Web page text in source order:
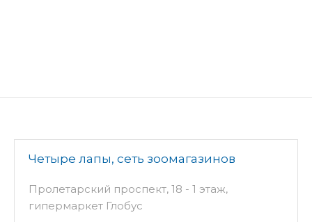
Четыре лапы, сеть зоомагазинов
Пролетарский проспект, 18 - 1 этаж,
гипермаркет Глобус